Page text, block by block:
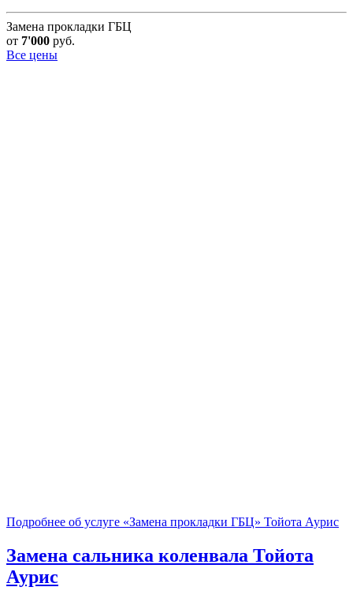
Замена прокладки ГБЦ
от 7'000 руб.
Все цены
Подробнее об услуге «Замена прокладки ГБЦ» Тойота Аурис
Замена сальника коленвала Тойота
Аурис